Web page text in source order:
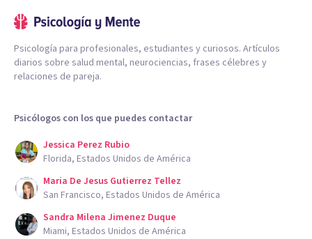
Psicología para profesionales, estudiantes y curiosos. Artículos
diarios sobre salud mental, neurociencias, frases célebres y
relaciones de pareja.
Psicólogos con los que puedes contactar
Jessica Perez Rubio
Florida, Estados Unidos de América
Maria De Jesus Gutierrez Tellez
San Francisco, Estados Unidos de América
Sandra Milena Jimenez Duque
Miami, Estados Unidos de América